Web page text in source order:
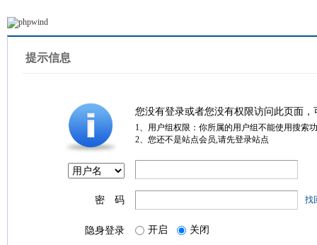
提示信息
您没有登录或者您没有权限访问此页面
1、用户组权限：你所属的用户组不能使用搜索
2、您还不是站点会员,请先登录站点
密 码 找
隐身登录 开启 关闭